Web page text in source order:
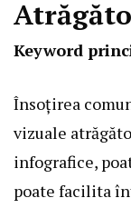
Keyword
Însoțirea
vizuale
infografice,
poate facilita